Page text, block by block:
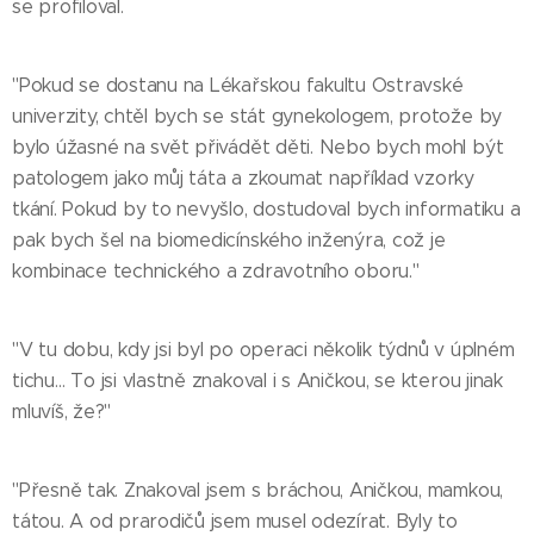
se profiloval.
"Pokud se dostanu na Lékařskou fakultu Ostravské
univerzity, chtěl bych se stát gynekologem, protože by
bylo úžasné na svět přivádět děti. Nebo bych mohl být
patologem jako můj táta a zkoumat například vzorky
tkání. Pokud by to nevyšlo, dostudoval bych informatiku a
pak bych šel na biomedicínského inženýra, což je
kombinace technického a zdravotního oboru."
"V tu dobu, kdy jsi byl po operaci několik týdnů v úplném
tichu… To jsi vlastně znakoval i s Aničkou, se kterou jinak
mluvíš, že?"
"Přesně tak. Znakoval jsem s bráchou, Aničkou, mamkou,
tátou. A od prarodičů jsem musel odezírat. Byly to